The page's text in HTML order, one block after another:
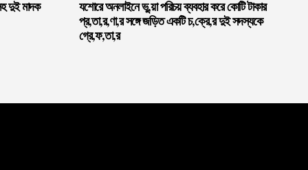
দুই মাদক
যশোরে অনলাইনে ভু,য়া পরিচয় ব্যবহার করে কোটি টাকার
প্র,তা,র,ণা,র সঙ্গে জড়িত একটি চ,ক্রে,র দুই সদস্যকে
গ্রে,ফ,তা,র